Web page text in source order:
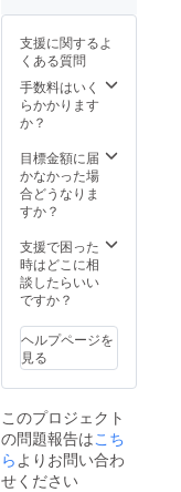
お好き
な日時
を予約
してく
ださ
い。
をもっ
確定と
させて
いただ
きま
す。 予
日時は
１２月
末まで
なので
な日時
に予約
してく
ださ
支援に関するよ
くある質問
手数料はいく
らかかります
か？
目標金額に届
かなかった場
合どうなりま
すか？
支援で困った
時はどこに相
談したらいい
ですか？
ヘルプページを
見る
このプロジェクト
の問題報告はこち
ら よりお問い合わ
せください